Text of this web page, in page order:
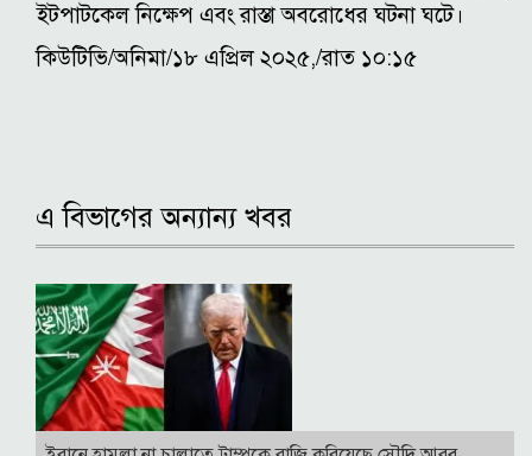
ইটপাটকেল নিক্ষেপ এবং রাস্তা অবরোধের ঘটনা ঘটে।
কিউটিভি/অনিমা/১৮ এপ্রিল ২০২৫,/রাত ১০:১৫
এ বিভাগের অন্যান্য খবর